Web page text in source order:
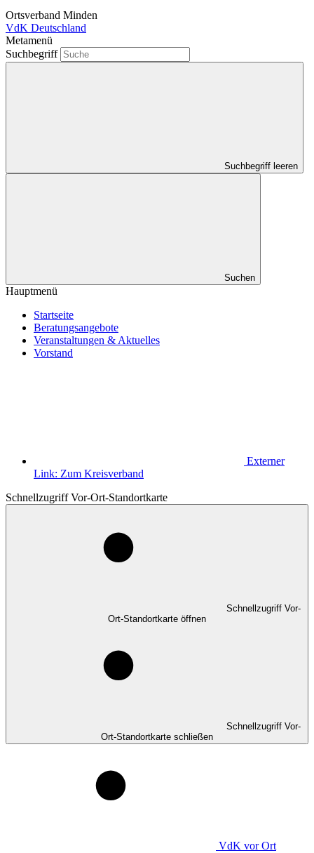
Ortsverband Minden
VdK Deutschland
Metamenü
Suchbegriff
Suchbegriff leeren
Suchen
Hauptmenü
Startseite
Beratungsangebote
Veranstaltungen & Aktuelles
Vorstand
Externer
Link: Zum Kreisverband
Schnellzugriff Vor-Ort-Standortkarte
Schnellzugriff Vor-
Ort-Standortkarte öffnen
Schnellzugriff Vor-
Ort-Standortkarte schließen
VdK vor Ort